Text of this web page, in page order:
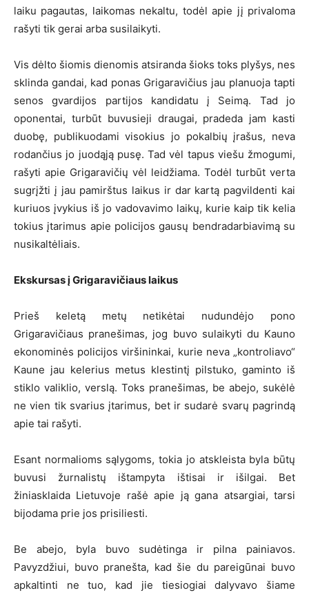
laiku pagautas, laikomas nekaltu, todėl apie jį privaloma
rašyti tik gerai arba susilaikyti.
Vis dėlto šiomis dienomis atsiranda šioks toks plyšys, nes
sklinda gandai, kad ponas Grigaravičius jau planuoja tapti
senos gvardijos partijos kandidatu į Seimą. Tad jo
oponentai, turbūt buvusieji draugai, pradeda jam kasti
duobę, publikuodami visokius jo pokalbių įrašus, neva
rodančius jo juodąją pusę. Tad vėl tapus viešu žmogumi,
rašyti apie Grigaravičių vėl leidžiama. Todėl turbūt verta
sugrįžti į jau pamirštus laikus ir dar kartą pagvildenti kai
kuriuos įvykius iš jo vadovavimo laikų, kurie kaip tik kelia
tokius įtarimus apie policijos gausų bendradarbiavimą su
nusikaltėliais.
Ekskursas į Grigaravičiaus laikus
Prieš keletą metų netikėtai nudundėjo pono
Grigaravičiaus pranešimas, jog buvo sulaikyti du Kauno
ekonominės policijos viršininkai, kurie neva „kontroliavo“
Kaune jau kelerius metus klestintį pilstuko, gaminto iš
stiklo valiklio, verslą. Toks pranešimas, be abejo, sukėlė
ne vien tik svarius įtarimus, bet ir sudarė svarų pagrindą
apie tai rašyti.
Esant normalioms sąlygoms, tokia jo atskleista byla būtų
buvusi žurnalistų ištampyta ištisai ir išilgai. Bet
žiniasklaida Lietuvoje rašė apie ją gana atsargiai, tarsi
bijodama prie jos prisiliesti.
Be abejo, byla buvo sudėtinga ir pilna painiavos.
Pavyzdžiui, buvo pranešta, kad šie du pareigūnai buvo
apkaltinti ne tuo, kad jie tiesiogiai dalyvavo šiame